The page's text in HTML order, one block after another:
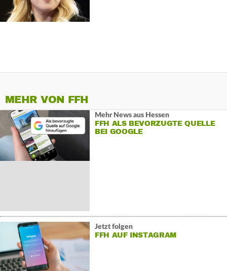
MEHR VON FFH
Mehr News aus Hessen
FFH ALS BEVORZUGTE QUELLE
BEI GOOGLE
Jetzt folgen
FFH AUF INSTAGRAM